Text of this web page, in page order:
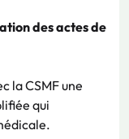
des actes de
la CSMF une
qui